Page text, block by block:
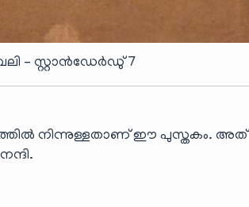
– സ്റ്റാൻഡേർഡു് 7
നിന്നുള്ളതാണ് ഈ പുസ്തകം. അത്